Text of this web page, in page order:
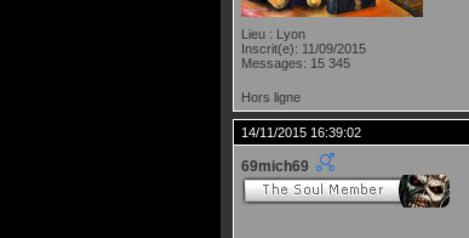
Lieu : Lyon
Inscrit(e): 11/09/2015
Messages: 15 345
Hors ligne
14/11/2015 16:39:02
69mich69